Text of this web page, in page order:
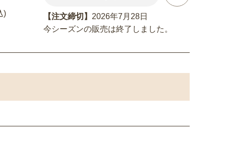
) 【注文締切】 2026年7月28日
今シーズンの販売は終了しました。